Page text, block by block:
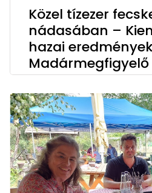
Közel tízezer
nádasában –
hazai